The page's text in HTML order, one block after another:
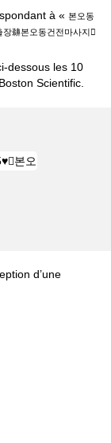
à « 본오동
䶏본오동건전마사지
dessous les 10
Scientific.
d’une